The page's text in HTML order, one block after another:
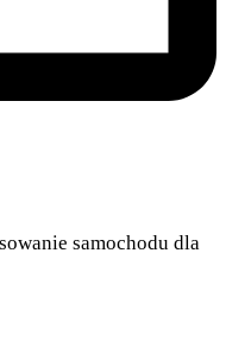
samochodu dla